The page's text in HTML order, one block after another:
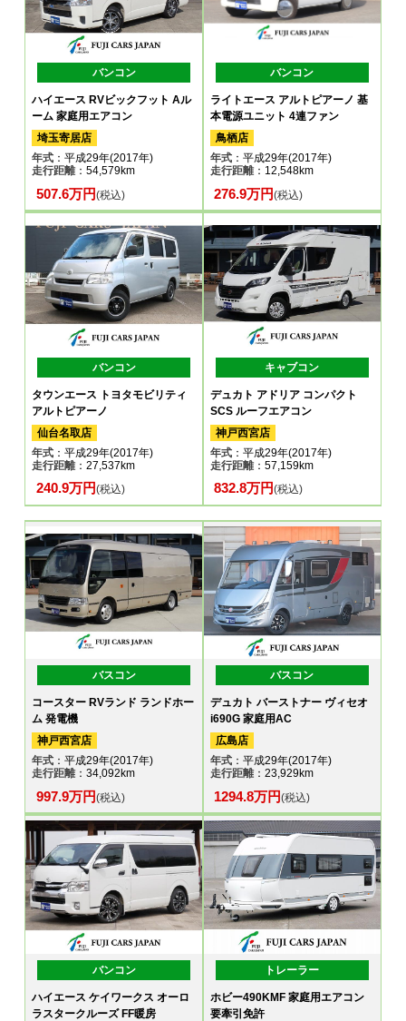
バンコン
ハイエース RVビックフット Aル
ーム 家庭用エアコン
埼玉寄居店
年式 ：平成29年(2017年)
走行距離：54,579km
507.6万円(税込)
バンコン
ライトエース アルトピアーノ 基
本電源ユニット 4連ファン
鳥栖店
年式：平成29年(2017年)
走行距離：12,548km
276.9万円(税込)
バンコン
タウンエース トヨタモビリティ
アルトピアーノ
仙台名取店
年式 ：平成29年(2017年)
走行距離：27,537km
240.9万円(税込)
キャブコン
デュカト アドリア コンパクト
SCS ルーフエアコン
神戸西宮店
年式：平成29年(2017年)
走行距離：57,159km
832.8万円(税込)
バスコン
コースター RVランド ランドホー
ム 発電機
神戸西宮店
年式 ：平成29年(2017年)
走行距離：34,092km
997.9万円(税込)
バスコン
デュカト バーストナー ヴィセオ
i690G 家庭用AC
広島店
年式：平成29年(2017年)
走行距離：23,929km
1294.8万円(税込)
バンコン
ハイエース ケイワークス オーロ
ラスタークルーズ FF暖房
トレーラー
ホビー490KMF 家庭用エアコン
要牽引免許